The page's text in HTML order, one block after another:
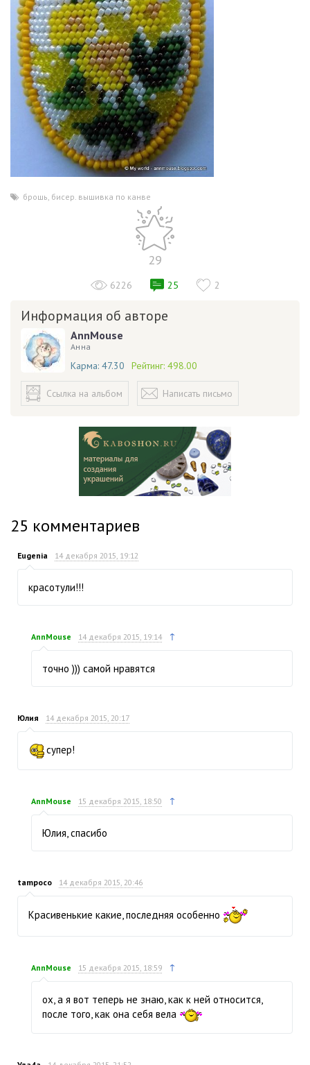
брошь, бисер. вышивка по канве
29
6226 25 2
Информация об авторе
AnnMouse
Анна
Карма: 47.30 Рейтинг: 498.00
Ссылка на альбом Написать письмо
25 комментариев
Eugenia 14 декабря 2015, 19:12
красотули!!!
AnnMouse 14 декабря 2015, 19:14 ↑
точно ))) самой нравятся
Юлия 14 декабря 2015, 20:17
супер!
AnnMouse 15 декабря 2015, 18:50 ↑
Юлия, спасибо
tampoco 14 декабря 2015, 20:46
Красивенькие какие, последняя особенно
AnnMouse 15 декабря 2015, 18:59 ↑
ох, а я вот теперь не знаю, как к ней относится,
после того, как она себя вела